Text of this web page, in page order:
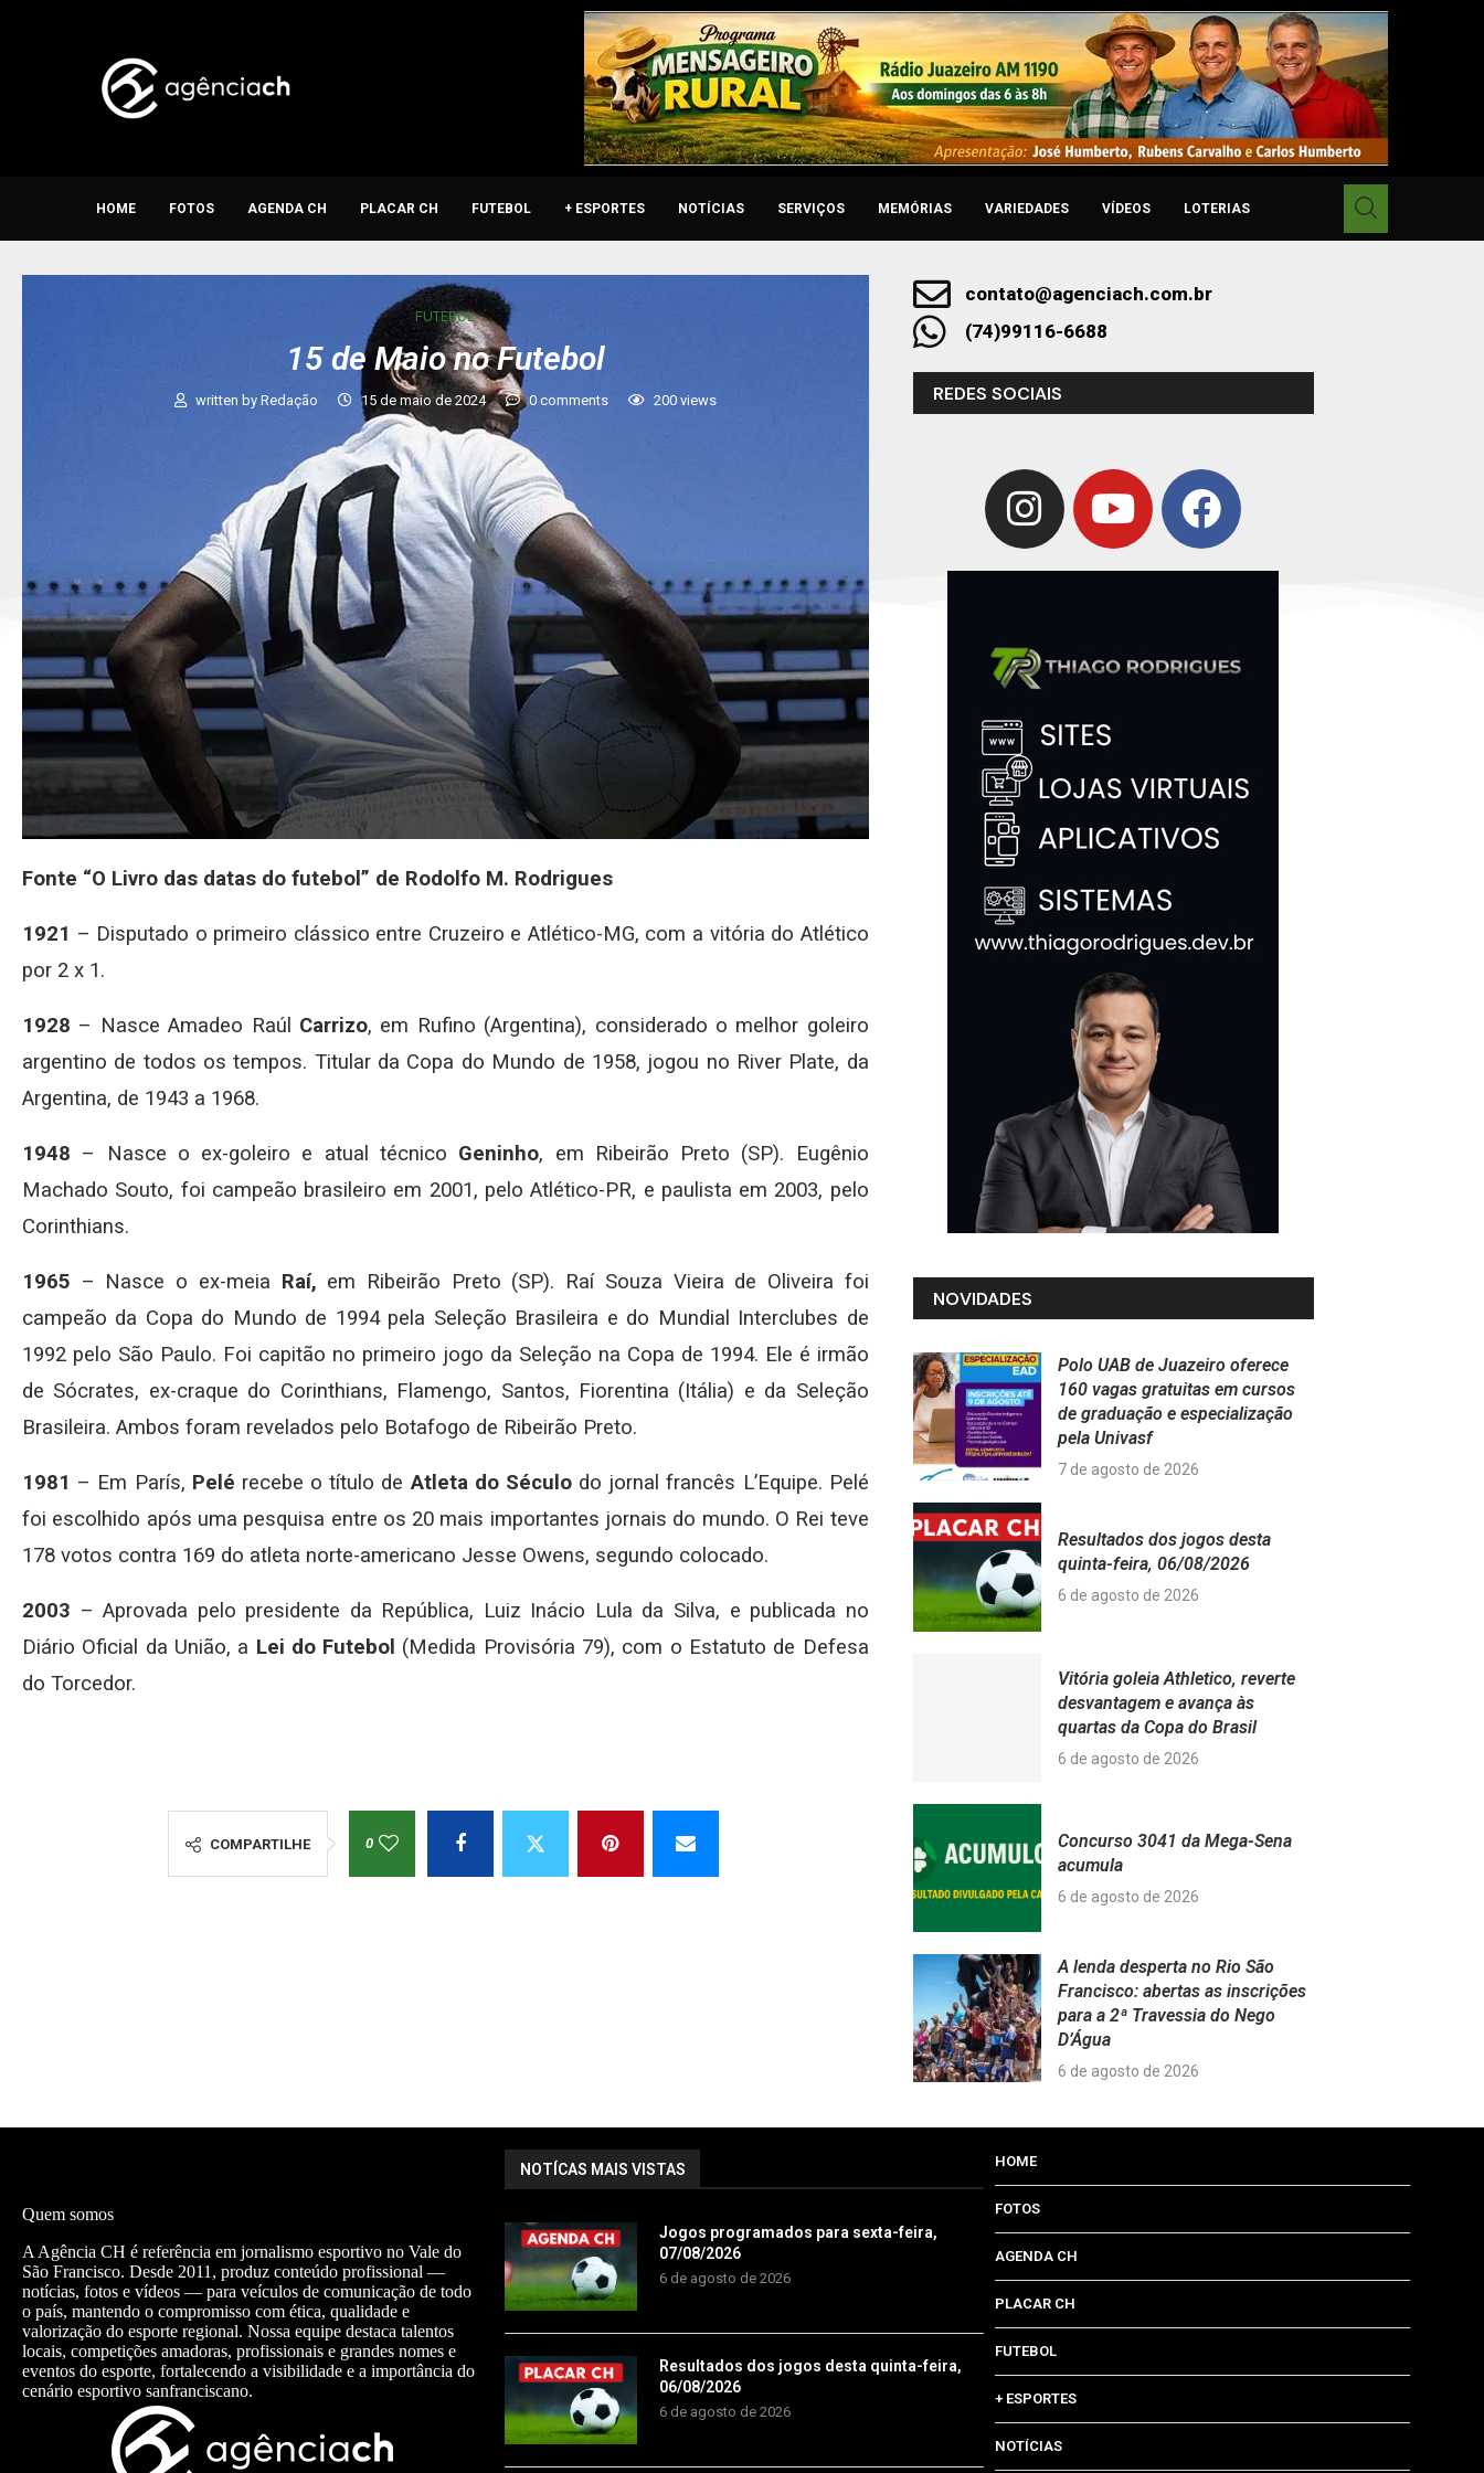
HOME FOTOS AGENDA CH PLACAR CH FUTEBOL + ESPORTES NOTÍCIAS SERVIÇOS MEMÓRIAS VARIEDADES VÍDEOS LOTERIAS
FUTEBOL
15 de Maio no Futebol
written by Redação 15 de maio de 2024 0 comments 200views
Fonte “O Livro das datas do futebol” de Rodolfo M. Rodrigues
1921 – Disputado o primeiro clássico entre Cruzeiro e Atlético-MG, com a vitória do Atlético
por 2 x 1.
1928 – Nasce Amadeo Raúl Carrizo, em Rufino (Argentina), considerado o melhor goleiro
argentino de todos os tempos. Titular da Copa do Mundo de 1958, jogou no River Plate, da
Argentina, de 1943 a 1968.
1948 – Nasce o ex-goleiro e atual técnico Geninho, em Ribeirão Preto (SP). Eugênio
Machado Souto, foi campeão brasileiro em 2001, pelo Atlético-PR, e paulista em 2003, pelo
Corinthians.
1965 – Nasce o ex-meia Raí, em Ribeirão Preto (SP). Raí Souza Vieira de Oliveira foi
campeão da Copa do Mundo de 1994 pela Seleção Brasileira e do Mundial Interclubes de
1992 pelo São Paulo. Foi capitão no primeiro jogo da Seleção na Copa de 1994. Ele é irmão
de Sócrates, ex-craque do Corinthians, Flamengo, Santos, Fiorentina (Itália) e da Seleção
Brasileira. Ambos foram revelados pelo Botafogo de Ribeirão Preto.
1981 – Em París, Pelé recebe o título deAtleta do Séculodo jornal francês L’Equipe. Pelé
foi escolhido após uma pesquisa entre os 20 mais importantes jornais do mundo. O Rei teve
178 votos contra 169 do atleta norte-americano Jesse Owens, segundo colocado.
2003 – Aprovada pelo presidente da República, Luiz Inácio Lula da Silva, e publicada no
Diário Oficial da União, a Lei do Futebol (Medida Provisória 79), com o Estatuto de Defesa
do Torcedor.
COMPARTILHE 0
contato@agenciach.com.br
(74)99116-6688
REDES SOCIAIS
NOVIDADES
Polo UAB de Juazeiro oferece
160 vagas gratuitas em cursos
de graduação e especialização
pela Univasf
7 de agosto de 2026
Resultados dos jogos desta
quinta-feira, 06/08/2026
6 de agosto de 2026
Vitória goleia Athletico, reverte
desvantagem e avança às
quartas da Copa do Brasil
6 de agosto de 2026
Concurso 3041 da Mega-Sena
acumula
6 de agosto de 2026
A lenda desperta no Rio São
Francisco: abertas as inscrições
para a 2ª Travessia do Nego
D’Água
6 de agosto de 2026
Quem somos
A Agência CH é referência em jornalismo esportivo no Vale do
São Francisco. Desde 2011, produz conteúdo profissional —
notícias, fotos e vídeos — para veículos de comunicação de todo
o país, mantendo o compromisso com ética, qualidade e
valorização do esporte regional. Nossa equipe destaca talentos
locais, competições amadoras, profissionais e grandes nomes e
eventos do esporte, fortalecendo a visibilidade e a importância do
cenário esportivo sanfranciscano.
NOTÍCAS MAIS VISTAS
Jogos programados para sexta-feira,
07/08/2026
6 de agosto de 2026
Resultados dos jogos desta quinta-feira,
06/08/2026
6 de agosto de 2026
HOME
FOTOS
AGENDA CH
PLACAR CH
FUTEBOL
+ ESPORTES
NOTÍCIAS